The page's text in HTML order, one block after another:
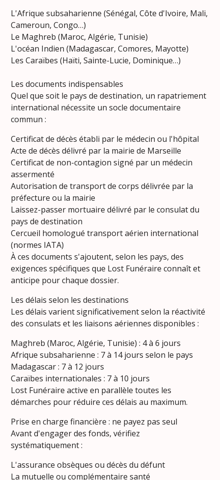
L'Afrique subsaharienne (Sénégal, Côte d'Ivoire, Mali,
Cameroun, Congo…)
Le Maghreb (Maroc, Algérie, Tunisie)
L'océan Indien (Madagascar, Comores, Mayotte)
Les Caraïbes (Haïti, Sainte-Lucie, Dominique…)
Les documents indispensables
Quel que soit le pays de destination, un rapatriement
international nécessite un socle documentaire
commun :
Certificat de décès établi par le médecin ou l'hôpital
Acte de décès délivré par la mairie de Marseille
Certificat de non-contagion signé par un médecin
assermenté
Autorisation de transport de corps délivrée par la
préfecture ou la mairie
Laissez-passer mortuaire délivré par le consulat du
pays de destination
Cercueil homologué transport aérien international
(normes IATA)
À ces documents s'ajoutent, selon les pays, des
exigences spécifiques que Lost Funéraire connaît et
anticipe pour chaque dossier.
Les délais selon les destinations
Les délais varient significativement selon la réactivité
des consulats et les liaisons aériennes disponibles :
Maghreb (Maroc, Algérie, Tunisie) : 4 à 6 jours
Afrique subsaharienne : 7 à 14 jours selon le pays
Madagascar : 7 à 12 jours
Caraïbes internationales : 7 à 10 jours
Lost Funéraire active en parallèle toutes les
démarches pour réduire ces délais au maximum.
Prise en charge financière : ne payez pas seul
Avant d'engager des fonds, vérifiez
systématiquement :
L'assurance obsèques ou décès du défunt
La mutuelle ou complémentaire santé